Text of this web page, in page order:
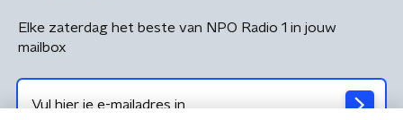
Elke zaterdag het beste van NPO Radio 1 in jouw
mailbox